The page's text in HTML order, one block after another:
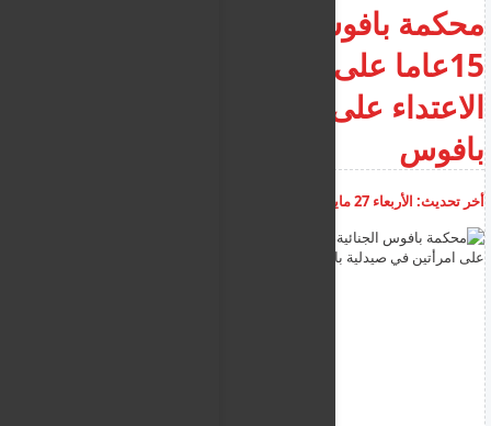
محكمة بافوس الجنائية : السجن
15عاما على قبرصي بتهمة
الاعتداء على امرأتين في صيدلية
بافوس
أخر تحديث: الأربعاء 27 مايو 2026